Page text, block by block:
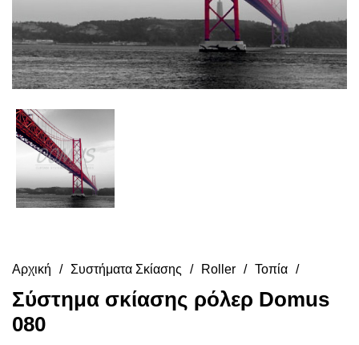
Αρχική Συστήματα Σκίασης Roller Τοπία
Σύστημα σκίασης ρόλερ Domus
080